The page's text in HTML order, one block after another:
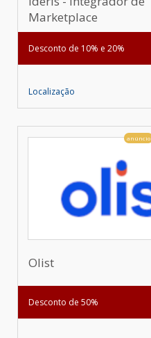
Marketplace
Desconto de 10% e 20%
Localização
anúncio
Olist
Desconto de 50%